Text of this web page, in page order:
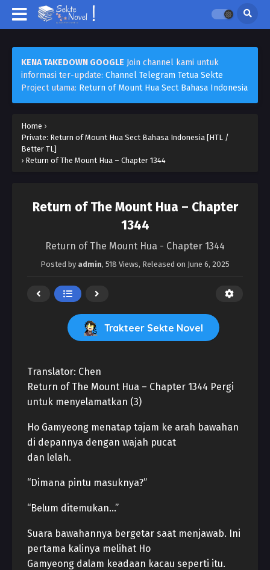
KENA TAKEDOWN GOOGLE Join channel kami untuk
informasi ter-update: Channel Telegram Tetua Sekte
Project utama: Return of Mount Hua Sect Bahasa Indonesia
Home ›
Private: Return of Mount Hua Sect Bahasa Indonesia [HTL /
Better TL]
› Return of The Mount Hua – Chapter 1344
Return of The Mount Hua – Chapter
1344
Return of The Mount Hua - Chapter 1344
Posted by admin, 518 Views, Released on June 6, 2025
Trakteer Sekte Novel
Translator: Chen
Return of The Mount Hua – Chapter 1344 Pergi
untuk menyelamatkan (3)
Ho Gamyeong menatap tajam ke arah bawahan
di depannya dengan wajah pucat
dan lelah.
“Dimana pintu masuknya?”
“Belum ditemukan…”
Suara bawahannya bergetar saat menjawab. Ini
pertama kalinya melihat Ho
Gamyeong dalam keadaan kacau seperti itu.